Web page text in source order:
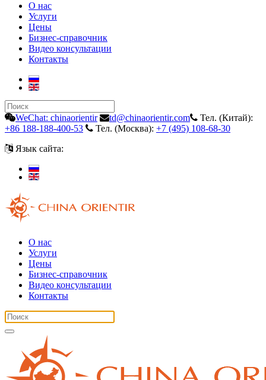
О нас
Услуги
Цены
Бизнес-справочник
Видео консультации
Контакты
WeChat: chinaorientir td@chinaorientir.com
Тел. (Китай):
+86 188-188-400-53
Тел. (Москва): +7 (495) 108-68-30
Язык сайта:
О нас
Услуги
Цены
Бизнес-справочник
Видео консультации
Контакты